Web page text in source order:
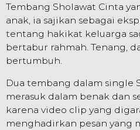
Tembang Sholawat Cinta
anak, ia sajikan sebagai
tentang hakikat keluarga
bertabur rahmah. Tenang,
bertumbuh.
Dua tembang dalam single
merasuk dalam benak dan
karena video clip yang
menghadirkan pesan yang